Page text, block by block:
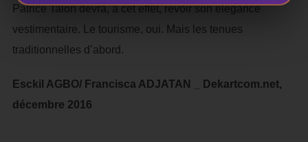
Patrice Talon devra, à cet effet, revoir son élégance
vestimentaire. Le tourisme, oui. Mais les tenues
traditionnelles d’abord.
Esckil AGBO/ Francisca ADJATAN _ Dekartcom.net,
décembre 2016